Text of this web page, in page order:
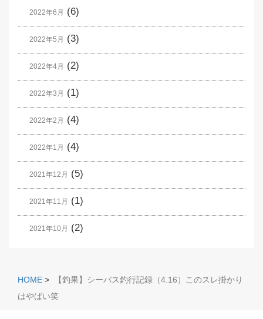
2022年6月 (6)
2022年5月 (3)
2022年4月 (2)
2022年3月 (1)
2022年2月 (4)
2022年1月 (4)
2021年12月 (5)
2021年11月 (1)
2021年10月 (2)
HOME >
【釣果】シーバス釣行記録（4.16）このスレ掛かり
はやばい笑